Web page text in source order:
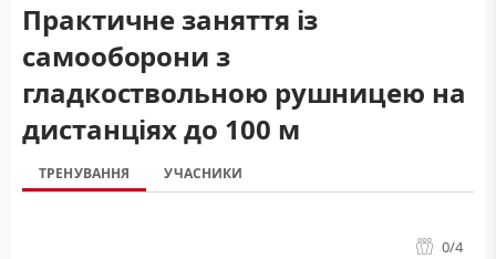
Практичне заняття із
самооборони з
гладкоствольною рушницею на
дистанціях до 100 м
ТРЕНУВАННЯ УЧАСНИКИ
0/4